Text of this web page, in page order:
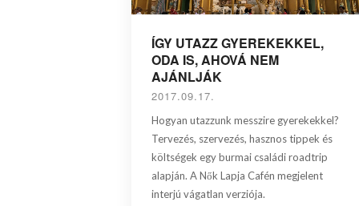
ÍGY UTAZZ GYEREKEKKEL,
ODA IS, AHOVÁ NEM
AJÁNLJÁK
2017.09.17.
Hogyan utazzunk messzire gyerekekkel?
Tervezés, szervezés, hasznos tippek és
költségek egy burmai családi roadtrip
alapján. A Nők Lapja Cafén megjelent
interjú vágatlan verziója.